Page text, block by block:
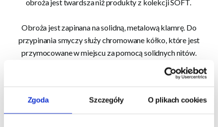
Zgoda Szczegóły O plikach cookies
obroża jest twardsza niż produkty z kolekcji SOFT.
Obroża jest zapinana na solidną, metalową klamrę. Do
przypinania smyczy służy chromowane kółko, które jest
przymocowane w miejscu za pomocą solidnych nitów.
Wszystkie metalowe elementy użyte do stworzenia tej obroży
są nierdzewne dzięki chromowaniu. Ten zabieg sprawił, że